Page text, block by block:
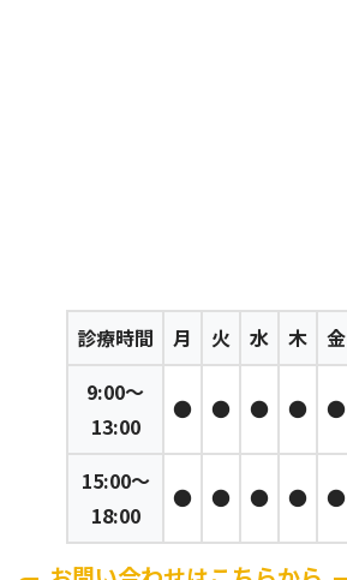
診療時間 月 火 水 木 金
9:00～
13:00
● ● ● ● ●
15:00～
18:00
● ● ● ● ●